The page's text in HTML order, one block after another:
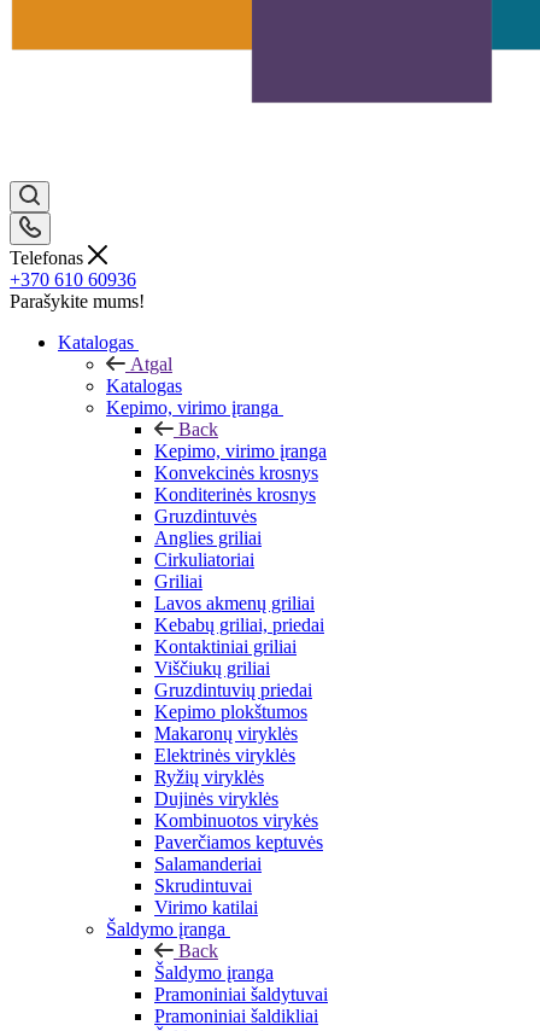
Telefonas
+370 610 60936
Parašykite mums!
Katalogas
Atgal
Katalogas
Kepimo, virimo įranga
Back
Kepimo, virimo įranga
Konvekcinės krosnys
Konditerinės krosnys
Gruzdintuvės
Anglies griliai
Cirkuliatoriai
Griliai
Lavos akmenų griliai
Kebabų griliai, priedai
Kontaktiniai griliai
Viščiukų griliai
Gruzdintuvių priedai
Kepimo plokštumos
Makaronų viryklės
Elektrinės viryklės
Ryžių viryklės
Dujinės viryklės
Kombinuotos virykės
Paverčiamos keptuvės
Salamanderiai
Skrudintuvai
Virimo katilai
Šaldymo įranga
Back
Šaldymo įranga
Pramoniniai šaldytuvai
Pramoniniai šaldikliai